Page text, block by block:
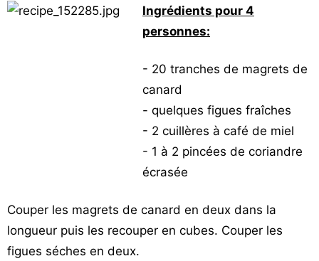
Ingrédients pour 4
personnes:
- 20 tranches de magrets de
canard
- quelques figues fraîches
- 2 cuillères à café de miel
- 1 à 2 pincées de coriandre
écrasée
Couper les magrets de canard en deux dans la
longueur puis les recouper en cubes. Couper les
figues séches en deux.